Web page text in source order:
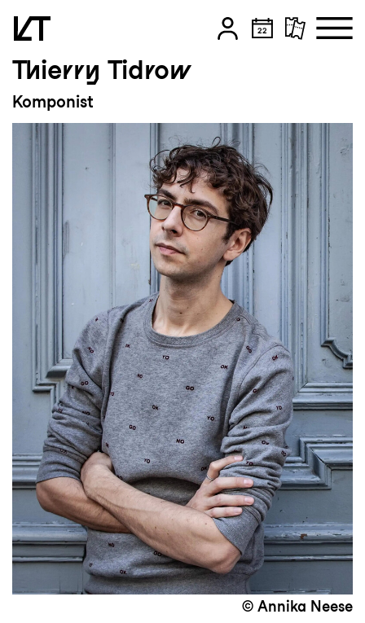
Zum Hauptinhalt springen
Zum Footer springen
Thierry Tidrow
Komponist
© Annika Neese